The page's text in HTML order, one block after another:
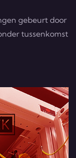
gebeurt door
tussenkomst